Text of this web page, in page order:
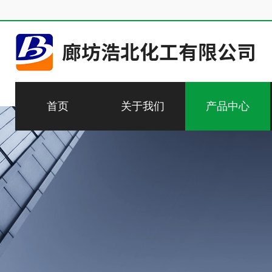
首页 关于我们 产品中心